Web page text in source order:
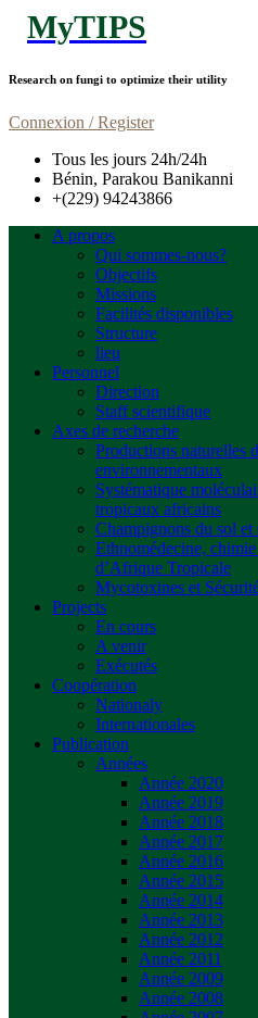
MyTIPS
Research on fungi to optimize their utility
Connexion / Register
Tous les jours 24h/24h
Bénin, Parakou Banikanni
+(229) 94243866
A propos
Qui sommes-nous?
Objectifs
Missions
Facilités disponibles
Structure
lieu
Personnel
Direction
Staff scientifique
Axes de recherche
Productions naturelles
environnementaux
Systématique
tropicaux africains
Champignons du sol
Ethnomédecine,
d’Afrique Tropicale
Mycotoxines et
Projects
En cours
A venir
Exécutés
Coopération
Nationaly
Internationales
Publication
Années
Année 2020
Année 2019
Année 2018
Année 2017
Année 2016
Année 2015
Année 2014
Année 2013
Année 2012
Année 2011
Année 2009
Année 2008